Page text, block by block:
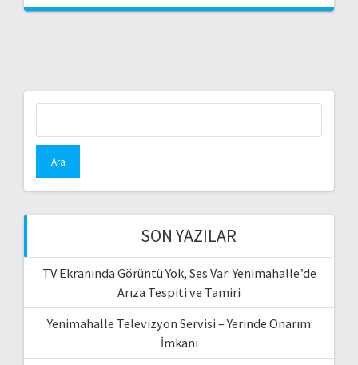
SON YAZILAR
TV Ekranında Görüntü Yok, Ses Var: Yenimahalle’de
Arıza Tespiti ve Tamiri
Yenimahalle Televizyon Servisi – Yerinde Onarım
İmkanı